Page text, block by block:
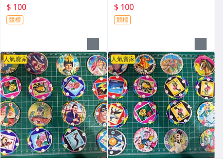
$ 100
競標
$ 100
競標
人氣賣家 人氣賣家